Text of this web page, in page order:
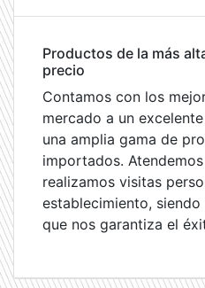
Productos de la más
precio
Contamos con los
mercado a un
una amplia gama de
importados.
realizamos visitas
establecimiento,
que nos garantiza el